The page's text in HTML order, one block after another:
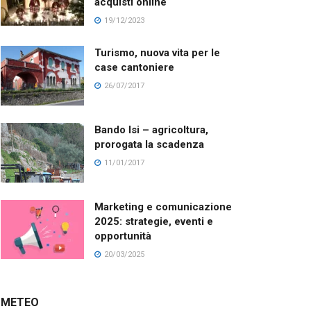
19/12/2023
Turismo, nuova vita per le
case cantoniere
26/07/2017
Bando Isi – agricoltura,
prorogata la scadenza
11/01/2017
Marketing e comunicazione
2025: strategie, eventi e
opportunità
20/03/2025
METEO